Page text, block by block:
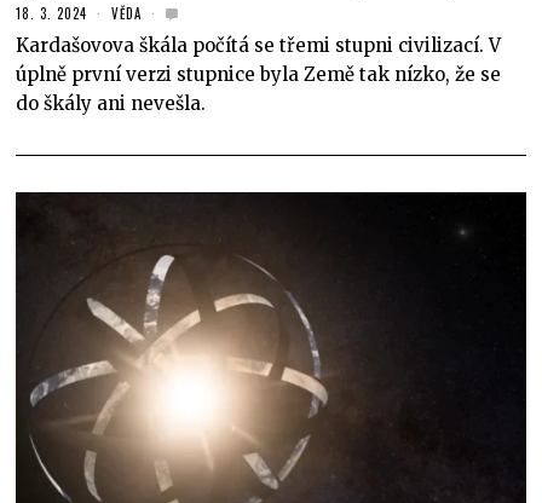
18. 3. 2024 VĚDA
Kardašovova škála počítá se třemi stupni civilizací. V
úplně první verzi stupnice byla Země tak nízko, že se
do škály ani nevešla.